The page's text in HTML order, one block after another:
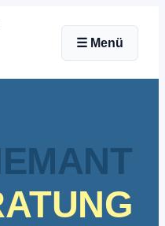
☰ Menü